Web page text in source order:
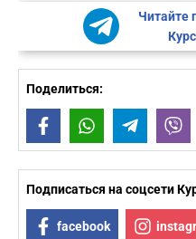
Читайте
Поделиться:
FacebookWhatsAppTelegram
Подписаться на соцсети
facebook